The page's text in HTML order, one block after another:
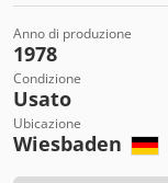
Anno di produzione
1978
Condizione
Usato
Ubicazione
Wiesbaden